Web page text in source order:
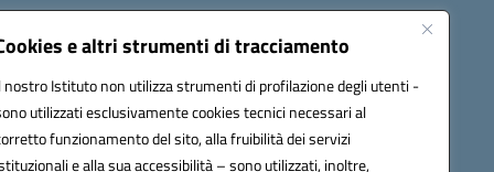
e altri strumenti di tracciamento
nostro Istituto non utilizza strumenti di profilazione degli utenti -
utilizzati esclusivamente cookies tecnici necessari al
funzionamento del sito, alla fruibilità dei servizi
e alla sua accessibilità – sono utilizzati, inoltre,